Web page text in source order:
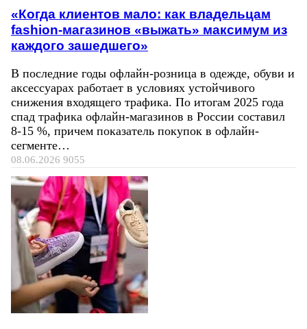
«Когда клиентов мало: как владельцам
fashion-магазинов «выжать» максимум из
каждого зашедшего»
В последние годы офлайн-розница в одежде, обуви и
аксессуарах работает в условиях устойчивого
снижения входящего трафика. По итогам 2025 года
спад трафика офлайн-магазинов в России составил
8-15 %, причем показатель покупок в офлайн-
сегменте…
08.06.2026 9055